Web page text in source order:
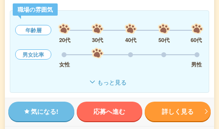
職場の雰囲気
年齢層
20代
30代 40代 50代
60代
男女比率
女性
男性
もっと見る
気になる! 応募へ進む 詳しく見る